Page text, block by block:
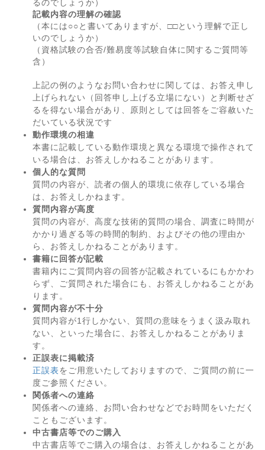
るのでしょうか）
記載内容の理解の確認
（本には○○と書いてありますが、□□という理解で正し
いのでしょうか）
（資格試験の合否/難易度等試験自体に関するご質問等
含）
上記の例のようなお問い合わせに関しては、お答え申し
上げられない（回答申し上げる立場にない）と判断せざ
るを得ない場合があり、原則としては回答をご容赦いた
だいている状況です
動作環境の相違
本書に記載している動作環境と異なる環境で操作されて
いる場合は、お答えしかねることがあります。
個人的な質問
質問の内容が、読者の個人的環境に依存している場合
は、お答えしかねます。
質問内容が高度
質問の内容が、高度な技術的質問の場合、調査に時間が
かかり過ぎる等の時間的制約、およびその他の理由か
ら、お答えしかねることがあります。
書籍に回答が記載
書籍内にご質問内容の回答が記載されているにもかかわ
らず、ご質問された場合にも、お答えしかねることがあ
ります。
質問内容が不十分
質問内容が1行しかない、質問の意味をうまく汲み取れ
ない、といった場合に、お答えしかねることがありま
す。
正誤表に掲載済
正誤表をご用意いたしておりますので、ご質問の前に一
度ご参照ください。
関係者への連絡
関係者への連絡、お問い合わせなどでお時間をいただく
こともございます。
中古書店等でのご購入
中古書店等でご購入の場合は、お答えしかねることがあ